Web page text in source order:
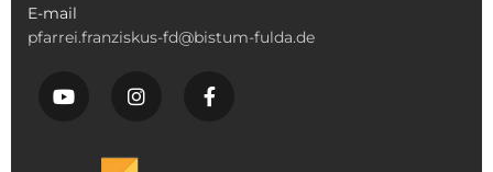
E-mail
pfarrei.franziskus-fd@bistum-fulda.de